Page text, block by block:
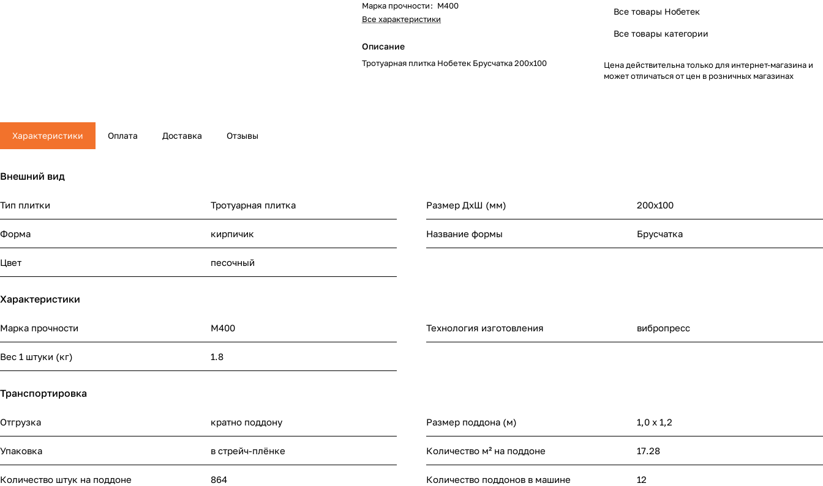
Марка прочности: М400
Все характеристики
Описание
Тротуарная плитка Нобетек Брусчатка 200х100
Все товары Нобетек
Все товары категории
Цена действительна только для интернет-магазина и
может отличаться от цен в розничных магазинах
Характеристики Оплата Доставка Отзывы
Внешний вид
Тип плитки Тротуарная плитка Размер ДхШ (мм) 200х100
Форма кирпичик Название формы Брусчатка
Цвет песочный
Характеристики
Марка прочности М400 Технология изготовления вибропресс
Вес 1 штуки (кг) 1.8
Транспортировка
Отгрузка кратно поддону Размер поддона (м) 1,0 х 1,2
Упаковка в стрейч-плёнке Количество м² на поддоне 17.28
Количество штук на поддоне 864 Количество поддонов в машине 12